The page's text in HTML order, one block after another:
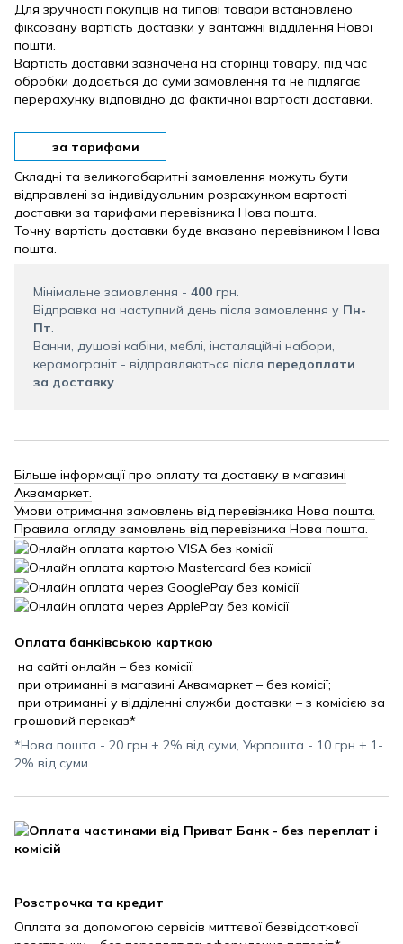
Для зручності покупців на типові товари встановлено
фіксовану вартість доставки у вантажні відділення Нової
пошти.
Вартість доставки зазначена на сторінці товару, під час
обробки додається до суми замовлення та не підлягає
перерахунку відповідно до фактичної вартості доставки.
за тарифами
Складні та великогабаритні замовлення можуть бути
відправлені за індивідуальним розрахунком вартості
доставки за тарифами перевізника Нова пошта.
Точну вартість доставки буде вказано перевізником Нова
пошта.
Мінімальне замовлення - 400 грн.
Відправка на наступний день після замовлення у Пн-
Пт.
Ванни, душові кабіни, меблі, інсталяційні набори,
керамограніт - відправляються після передоплати
за доставку.
Більше інформації про оплату та доставку в магазині
Аквамаркет.
Умови отримання замовлень від перевізника Нова пошта.
Правила огляду замовлень від перевізника Нова пошта.
Оплата банківською карткою
на сайті онлайн – без комісії;
при отриманні в магазині Аквамаркет – без комісії;
при отриманні у відділенні служби доставки – з комісією за
грошовий переказ*
*Нова пошта - 20 грн + 2% від суми, Укрпошта - 10 грн + 1-
2% від суми.
Розстрочка та кредит
Оплата за допомогою сервісів миттєвої безвідсоткової